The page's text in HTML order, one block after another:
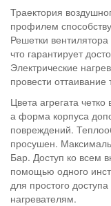
Траектория
профилем
Решетки
что гарантирует
Электрические
провести
Цвета агрегата
а форма корпуса
повреждений.
просушен.
Бар. Доступ ко всем
помощью одного
для простого
нагревателям.